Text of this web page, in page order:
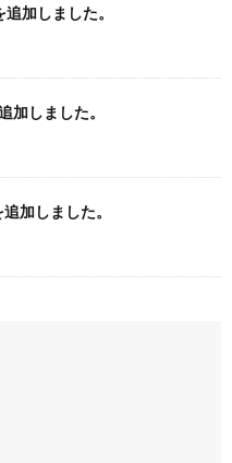
加しました。
加しました。
加しました。